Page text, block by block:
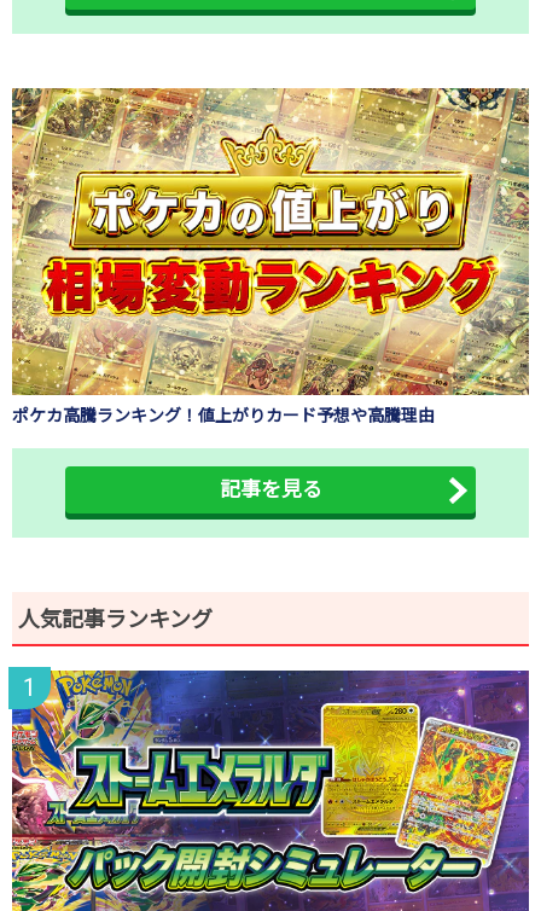
ポケカ高騰ランキング！値上がりカード予想や高騰理由
記事を見る
人気記事ランキング